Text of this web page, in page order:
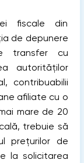
fiscale din
de depunere
transfer cu
autorităților
contribuabilii
afiliate cu o
mare de 20
trebuie să
prețurilor de
la solicitarea